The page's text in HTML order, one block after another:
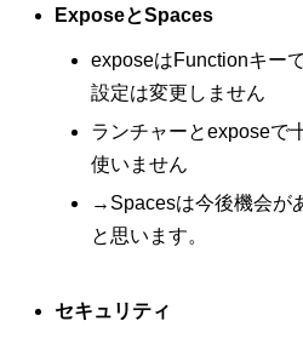
ExposeとSpaces
exposeはFunctionキー
設定は変更しません
ランチャーとexposeで
使いません
→Spacesは今後機会が
と思います。
セキュリティ